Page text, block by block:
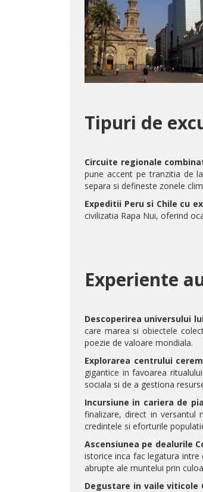
Tipuri de
Circuite regionale
pune accent pe tranzitia de
separa si defineste zonele
Expeditii Peru si Chile cu
civilizatia Rapa Nui, oferind
Experiente
Descoperirea universului
care marea si obiectele
poezie de valoare mondiala.
Explorarea centrului
gigantice in favoarea
sociala si de a gestiona
Incursiune in cariera de
finalizare, direct in versantul
credintele si eforturile
Ascensiunea pe dealurile
istorice inca fac legatura
abrupte ale muntelui prin
Degustare in vaile viticole